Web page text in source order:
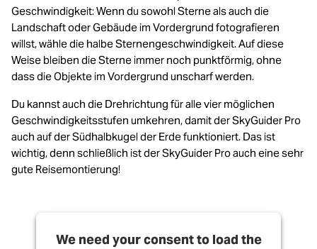
Geschwindigkeit: Wenn du sowohl Sterne als auch die
Landschaft oder Gebäude im Vordergrund fotografieren
willst, wähle die halbe Sternengeschwindigkeit. Auf diese
Weise bleiben die Sterne immer noch punktförmig, ohne
dass die Objekte im Vordergrund unscharf werden.
Du kannst auch die Drehrichtung für alle vier möglichen
Geschwindigkeitsstufen umkehren, damit der SkyGuider Pro
auch auf der Südhalbkugel der Erde funktioniert. Das ist
wichtig, denn schließlich ist der SkyGuider Pro auch eine sehr
gute Reisemontierung!
We need your consent to load the